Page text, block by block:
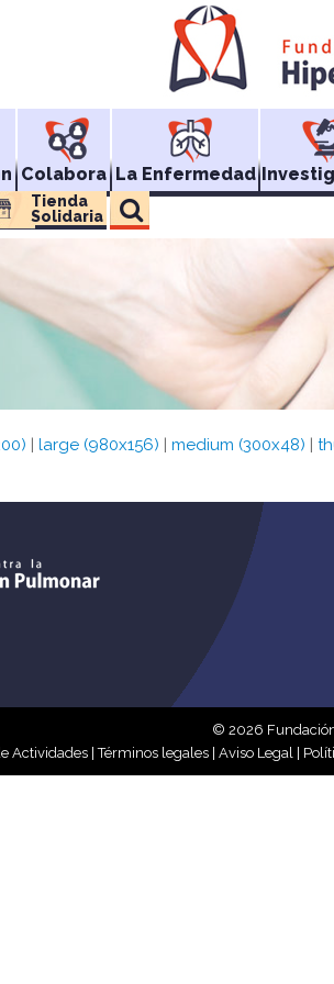
Colabora La Enfermedad
Tienda
Solidaria
| large (980x156) | medium (300x48) |
© 2026
Actividades |Términos legales Aviso Legal